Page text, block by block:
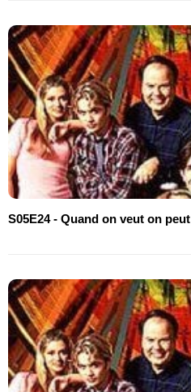
S05E24 - Quand on veut on peut